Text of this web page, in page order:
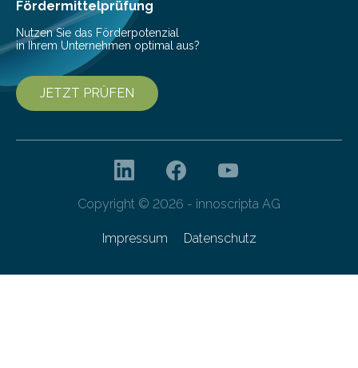
Fördermittelprüfung
Nutzen Sie das Förderpotenzial
in Ihrem Unternehmen optimal aus?
JETZT PRÜFEN
Copyright © 2026 - innoscripta AG
Impressum Datenschutz